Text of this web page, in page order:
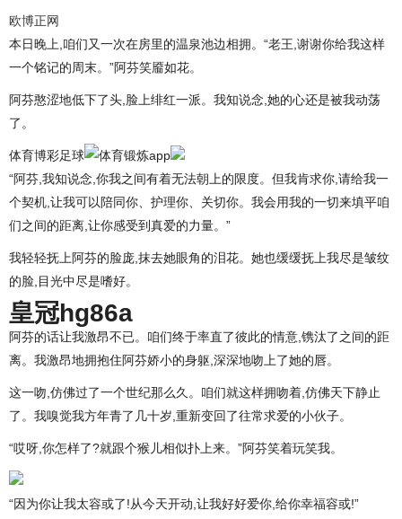
欧博正网
本日晚上,咱们又一次在房里的温泉池边相拥。“老王,谢谢你给我这样
一个铭记的周末。”阿芬笑靥如花。
阿芬憨涩地低下了头,脸上绯红一派。我知说念,她的心还是被我动荡
了。
体育博彩足球
“阿芬,我知说念,你我之间有着无法朝上的限度。但我肯求你,请给我一
个契机,让我可以陪同你、护理你、关切你。我会用我的一切来填平咱
们之间的距离,让你感受到真爱的力量。”
我轻轻抚上阿芬的脸庞,抹去她眼角的泪花。她也缓缓抚上我尽是皱纹
的脸,目光中尽是嗜好。
皇冠hg86a
阿芬的话让我激昂不已。咱们终于率直了彼此的情意,镌汰了之间的距
离。我激昂地拥抱住阿芬娇小的身躯,深深地吻上了她的唇。
这一吻,仿佛过了一个世纪那么久。咱们就这样拥吻着,仿佛天下静止
了。我嗅觉我方年青了几十岁,重新变回了往常求爱的小伙子。
“哎呀,你怎样了?就跟个猴儿相似扑上来。”阿芬笑着玩笑我。
“因为你让我太容或了!从今天开动,让我好好爱你,给你幸福容或!”